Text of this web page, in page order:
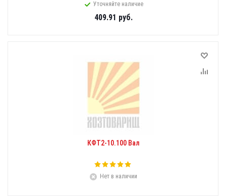
Уточняйте наличие
409.91 руб.
КФТ2-10.100 Вал
Нет в наличии